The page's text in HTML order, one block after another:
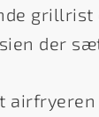
grillrist
der